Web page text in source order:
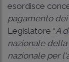
esordisce
pagamento
Legislatore “A
nazionale
nazionale per